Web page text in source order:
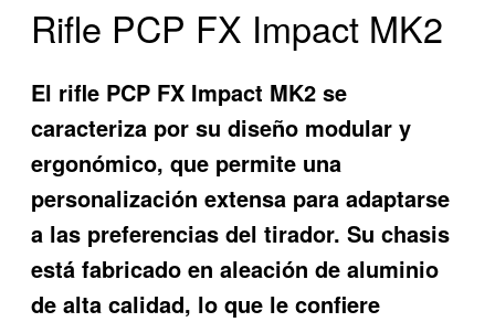
Rifle PCP FX Impact MK2
El rifle PCP FX Impact MK2 se
caracteriza por su diseño modular y
ergonómico, que permite una
personalización extensa para adaptarse
a las preferencias del tirador. Su chasis
está fabricado en aleación de aluminio
de alta calidad, lo que le confiere